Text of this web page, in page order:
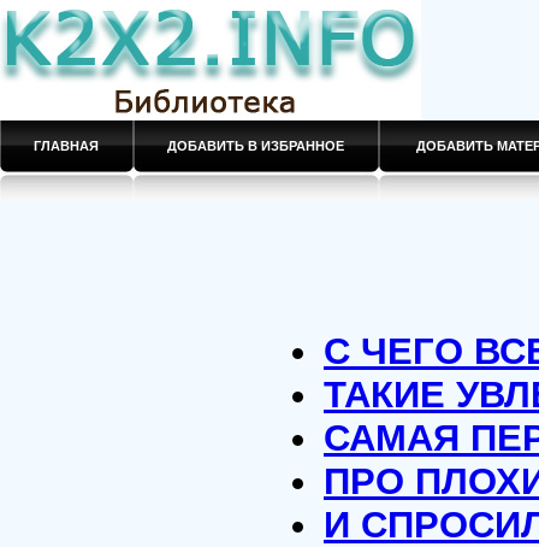
ГЛАВНАЯ ДОБАВИТЬ В ИЗБРАННОЕ ДОБАВИТЬ
С ЧЕГО
ТАКИЕ
САМАЯ
ПРО
И